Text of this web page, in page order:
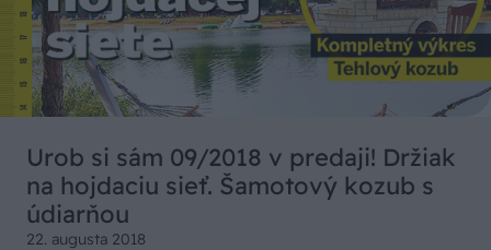
Urob si sám 09/2018 v predaji! Držiak
na hojdaciu sieť. Šamotový kozub s
údiarňou
22. augusta 2018